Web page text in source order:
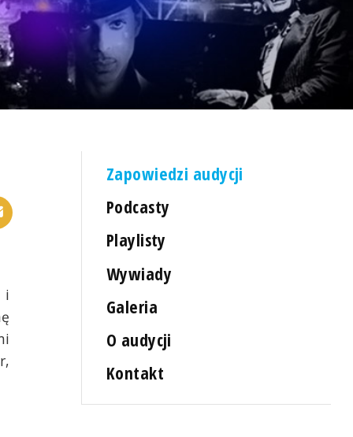
i
Zapowiedzi audycji
Podcasty
Playlisty
Wywiady
Galeria
O audycji
Kontakt